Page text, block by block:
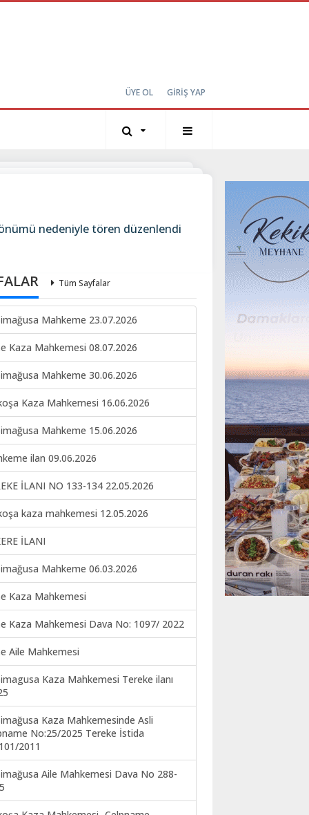
ÜYE OL GİRİŞ YAP
nedeniyle tören düzenlendi
Tüm Sayfalar
Mahkeme 23.07.2026
Kaza Mahkemesi 08.07.2026
Mahkeme 30.06.2026
Kaza Mahkemesi 16.06.2026
Mahkeme 15.06.2026
ilan 09.06.2026
İLANI NO 133-134 22.05.2026
kaza mahkemesi 12.05.2026
İLANI
Mahkeme 06.03.2026
Kaza Mahkemesi
Kaza Mahkemesi Dava No: 1097/ 2022
Aile Mahkemesi
Kaza Mahkemesi Tereke ilanı
Kaza Mahkemesinde Asli
No:25/2025 Tereke İstida
2011
Aile Mahkemesi Dava No 288-